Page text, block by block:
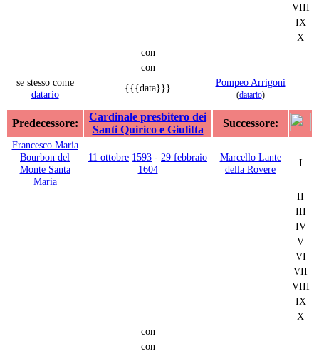
VIII
IX
X
con
con
se stesso come
datario
{{{data}}} Pompeo Arrigoni
(datario)
Predecessore:
Cardinale presbitero dei
Santi Quirico e Giulitta
Successore:
Francesco Maria
Bourbon del
Monte Santa
Maria
11 ottobre 1593 - 29 febbraio
1604
Marcello Lante
della Rovere
I
II
III
IV
V
VI
VII
VIII
IX
X
con
con